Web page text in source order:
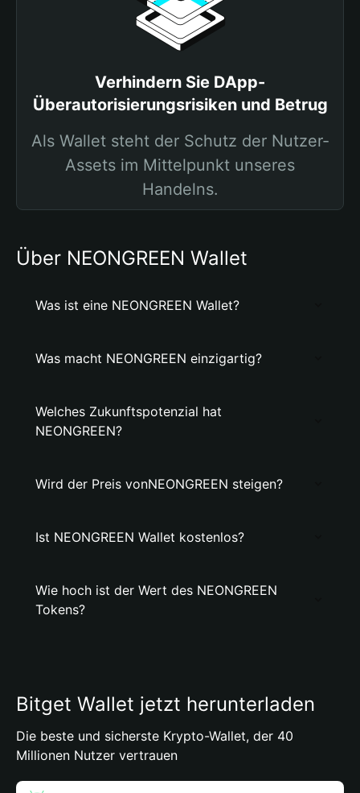
Verhindern Sie DApp-
Überautorisierungsrisiken und Betrug
Als Wallet steht der Schutz der Nutzer-
Assets im Mittelpunkt unseres
Handelns.
Über NEONGREEN Wallet
Was ist eine NEONGREEN Wallet?
Was macht NEONGREEN einzigartig?
Welches Zukunftspotenzial hat
NEONGREEN?
Wird der Preis vonNEONGREEN steigen?
Ist NEONGREEN Wallet kostenlos?
Wie hoch ist der Wert des NEONGREEN
Tokens?
Bitget Wallet jetzt herunterladen
Die beste und sicherste Krypto-Wallet, der 40
Millionen Nutzer vertrauen